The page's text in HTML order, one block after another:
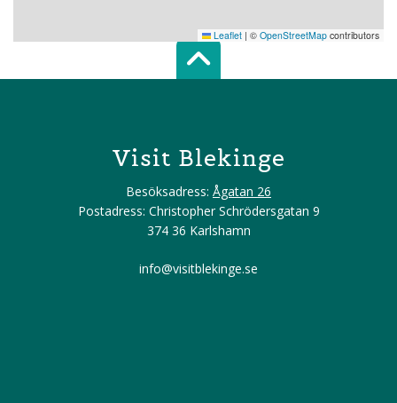
Leaflet | © OpenStreetMap contributors
Scroll top of
Visit Blekinge
Besöksadress: Ågatan 26
Postadress: Christopher Schrödersgatan 9
374 36 Karlshamn
info@visitblekinge.se